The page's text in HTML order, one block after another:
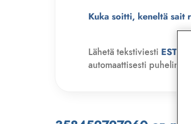
Kuka soitti, keneltä sait
Lähetä tekstiviesti ESTO
automaattisesti